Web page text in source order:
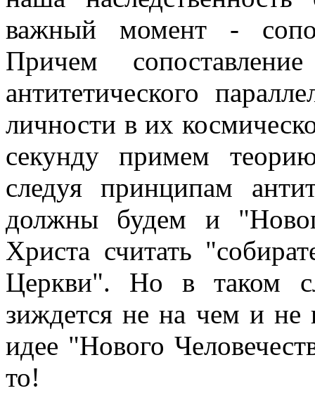
важный момент -
Причем
антитетического
личности в их
секунду примем
следуя принципам
должны будем и
Христа считать
Церкви". Но в таком
зиждется не на чем и не
идее "Нового
то!